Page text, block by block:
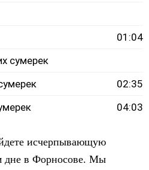
01:04
сумерек
02:35
04:03
исчерпывающую
дне в Форносове. Мы